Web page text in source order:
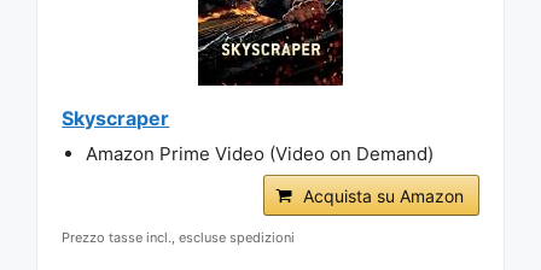
Skyscraper
Amazon Prime Video (Video on Demand)
Acquista su Amazon
Prezzo tasse incl., escluse spedizioni